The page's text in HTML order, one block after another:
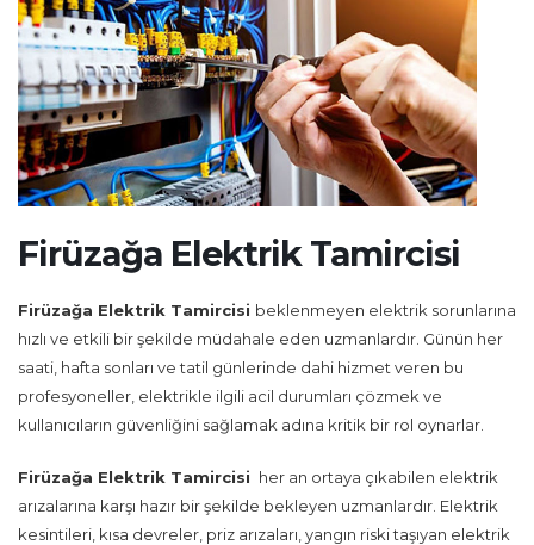
Firüzağa Elektrik Tamircisi
Firüzağa Elektrik Tamircisi beklenmeyen elektrik sorunlarına
hızlı ve etkili bir şekilde müdahale eden uzmanlardır. Günün her
saati, hafta sonları ve tatil günlerinde dahi hizmet veren bu
profesyoneller, elektrikle ilgili acil durumları çözmek ve
kullanıcıların güvenliğini sağlamak adına kritik bir rol oynarlar.
Firüzağa Elektrik Tamircisi her an ortaya çıkabilen elektrik
arızalarına karşı hazır bir şekilde bekleyen uzmanlardır. Elektrik
kesintileri, kısa devreler, priz arızaları, yangın riski taşıyan elektrik